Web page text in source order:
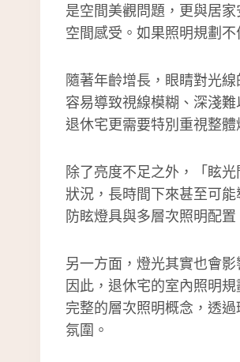
是空間美觀問題，更與居
空間感受。如果照明規劃
隨著年齡增長，眼睛對光
容易導致視線模糊、深淺
退休宅更需要特別重視整
除了亮度不足之外，「眩
狀況，長時間下來甚至可
防眩燈具與多層次照明配
另一方面，燈光其實也會
因此，退休宅的室內照明
完整的層次照明概念，透
氛圍。